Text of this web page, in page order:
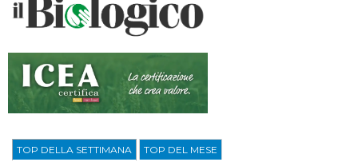
TOP DELLA SETTIMANA TOP DEL MESE